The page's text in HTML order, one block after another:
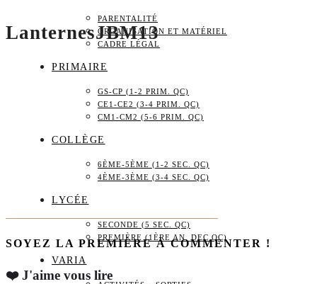
PARENTALITÉ
ORGANISATION ET MATÉRIEL
CADRE LÉGAL
PRIMAIRE
GS-CP (1-2 PRIM. QC)
CE1-CE2 (3-4 PRIM. QC)
CM1-CM2 (5-6 PRIM. QC)
COLLÈGE
6ÈME-5ÈME (1-2 SEC. QC)
4ÈME-3ÈME (3-4 SEC. QC)
LYCÉE
SECONDE (5 SEC. QC)
PREMIÈRE (1ÈRE AN. DEC QC)
VARIA
LanternesJBM13
SOYEZ LA PREMIÈRE À COMMENTER !
❤️ J'aime vous lire